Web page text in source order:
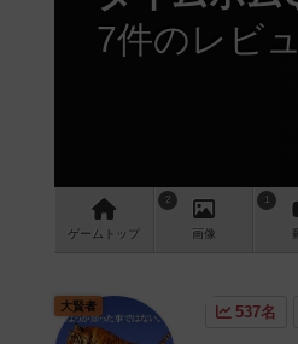
7件のレビ
ゲーム トップ
2
画像
1
537名
大賢者